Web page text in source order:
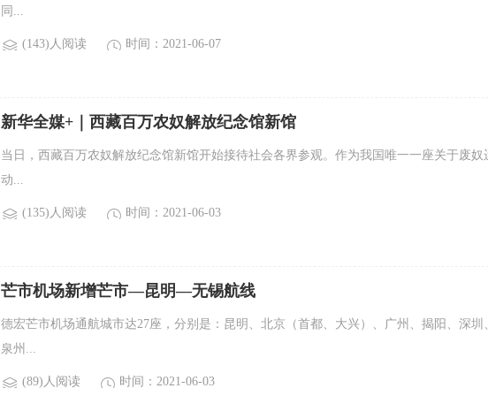
同...
(143)人阅读 时间：2021-06-07
新华全媒+｜西藏百万农奴解放纪念馆新馆
当日，西藏百万农奴解放纪念馆新馆开始接待社会各界参观。作为我国唯一一座关于废奴
动...
(135)人阅读 时间：2021-06-03
芒市机场新增芒市—昆明—无锡航线
德宏芒市机场通航城市达27座，分别是：昆明、北京（首都、大兴）、广州、揭阳、深圳
泉州...
(89)人阅读 时间：2021-06-03